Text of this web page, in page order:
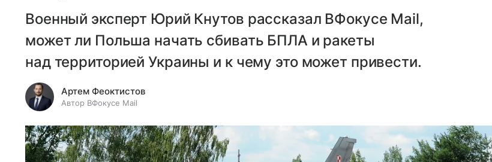
Военный эксперт Юрий Кнутов рассказал ВФокусе Mail,
может ли Польша начать сбивать БПЛА и ракеты
над территорией Украины и к чему это может привести.
Артем Феоктистов
Автор ВФокусе Mail